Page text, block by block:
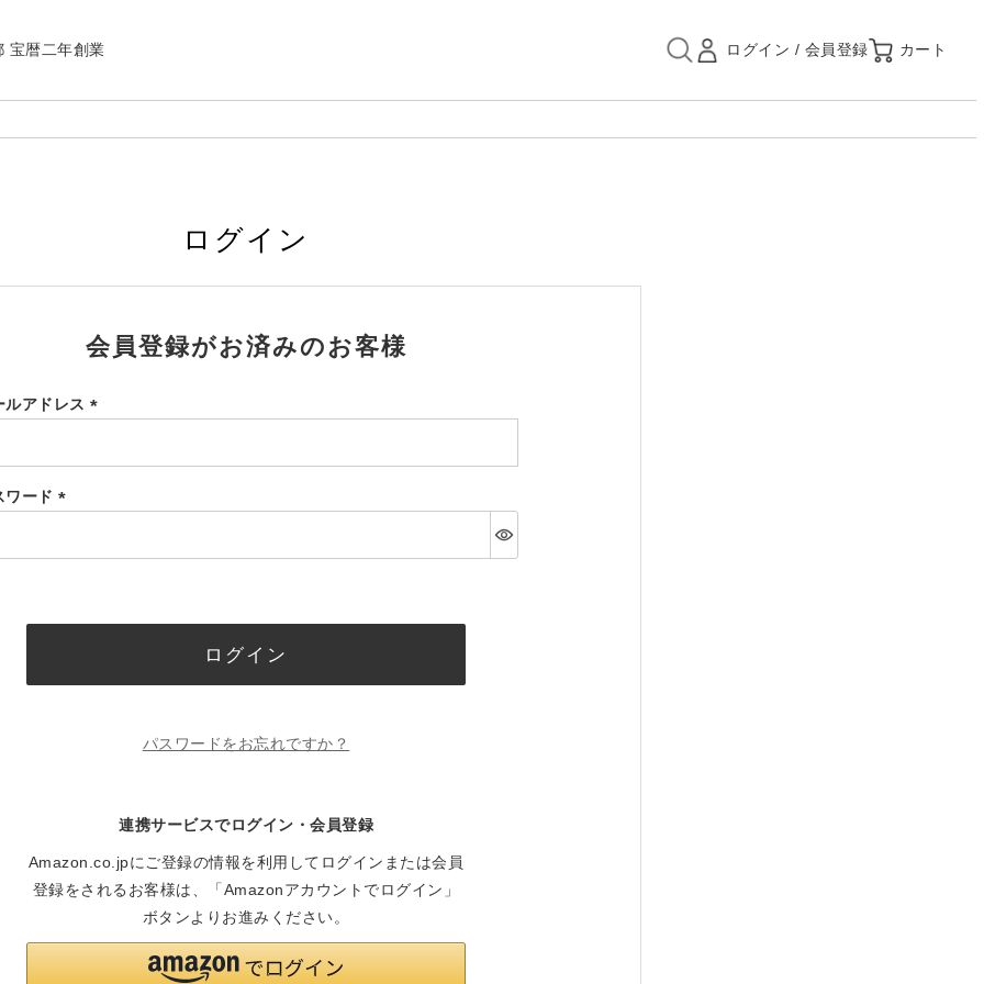
宝暦二年創業
ログイン
会員登録がお済みのお客様
ルアドレス
須)
ワード
須)
ログイン
パスワードをお忘れですか？
連携サービスでログイン・会員登録
Amazon.co.jpにご登録の情報を利用してログインまたは会員
登録をされるお客様は、「Amazonアカウントでログイン」
ボタンよりお進みください。